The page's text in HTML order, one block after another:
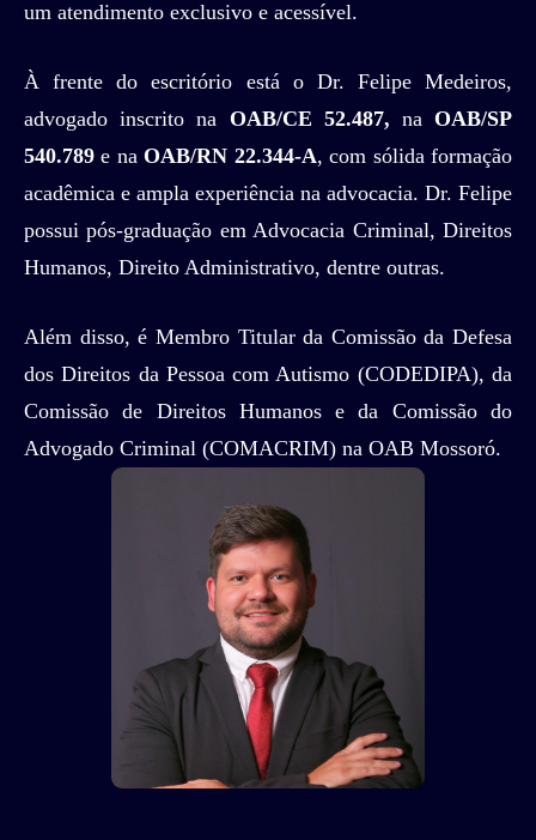
um atendimento exclusivo e acessível.
À frente do escritório está o Dr. Felipe Medeiros,
advogado inscrito na OAB/CE 52.487, na OAB/SP
540.789e na OAB/RN 22.344-A, com sólida formação
acadêmica e ampla experiência na advocacia. Dr. Felipe
possui pós-graduação em Advocacia Criminal, Direitos
Humanos, Direito Administrativo, dentre outras.
Além disso, é Membro Titular da Comissão da Defesa
dos Direitos da Pessoa com Autismo (CODEDIPA), da
Comissão de Direitos Humanos e da Comissão do
Advogado Criminal (COMACRIM) na OAB Mossoró.